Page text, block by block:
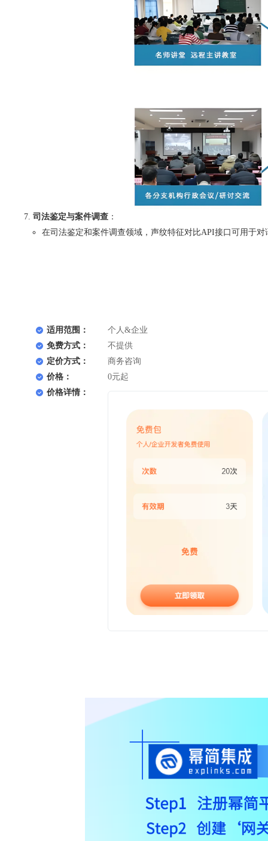
司法鉴定与案件调查 ：
在司法鉴定和案件调查领域，声纹特征对比API接口可用于
适用范围：
个人&企业
免费方式：
不提供
定价方式：
商务咨询
价格：
0元起
价格详情：